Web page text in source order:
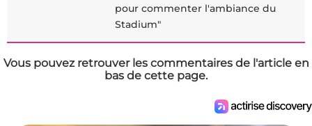
pour commenter l'ambiance du
Stadium"
Vous pouvez retrouver les commentaires de l'article en
bas de cette page.